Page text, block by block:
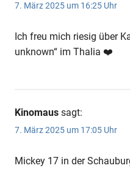
7. März 2025 um 16:25 Uhr
Ich freu mich riesig über
unknown“ im Thalia ❤️
Kinomaus sagt:
7. März 2025 um 17:05 Uhr
Mickey 17 in der